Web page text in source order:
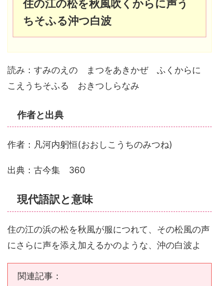
住の江の松を秋風吹くからに声う
ちそふる沖つ白波
読み：すみのえの まつをあきかぜ ふくからに
こえうちそふる おきつしらなみ
作者と出典
作者：凡河内躬恒(おおしこうちのみつね)
出典：古今集 360
現代語訳と意味
住の江の浜の松を秋風が服につれて、その松風の声
にさらに声を添え加えるかのような、沖の白波よ
関連記事：